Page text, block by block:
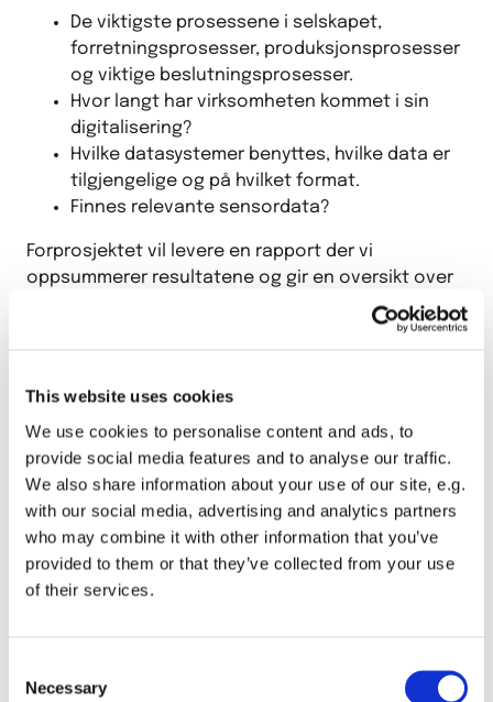
This website uses cookies
We use cookies to personalise content and ads, to
provide social media features and to analyse our traffic.
We also share information about your use of our site, e.g.
with our social media, advertising and analytics partners
who may combine it with other information that you’ve
provided to them or that they’ve collected from your use
of their services.
Selection
Necessary
De viktigste prosessene i selskapet,
forretningsprosesser, produksjonsprosesser
og viktige beslutningsprosesser.
Hvor langt har virksomheten kommet i sin
digitalisering?
Hvilke datasystemer benyttes, hvilke data er
tilgjengelige og på hvilket format.
Finnes relevante sensordata?
Forprosjektet vil levere en rapport der vi
oppsummerer resultatene og gir en oversikt over
hvilke områder som har størst potensialet for
ressursbruk for de eventuelle prosjektene som må
gjennomføres for å kunne ta i bruk industriell AI.